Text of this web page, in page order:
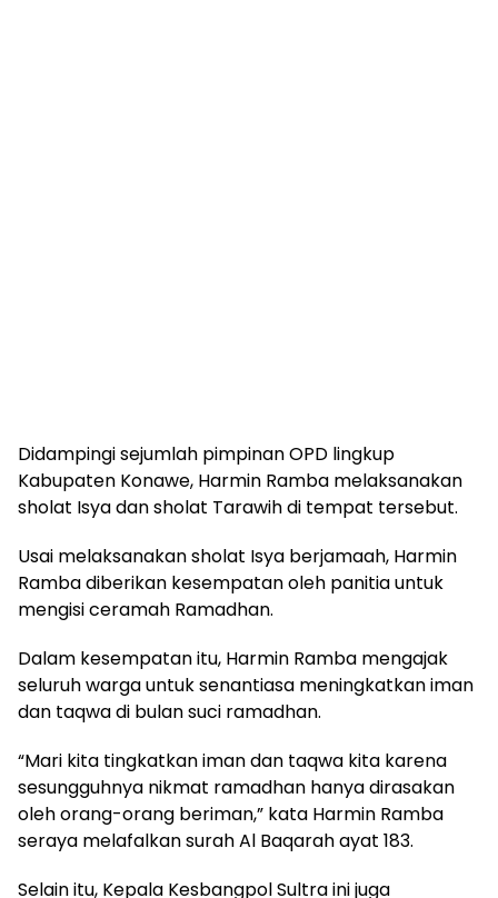
Didampingi sejumlah pimpinan OPD lingkup
Kabupaten Konawe, Harmin Ramba melaksanakan
sholat Isya dan sholat Tarawih di tempat tersebut.
Usai melaksanakan sholat Isya berjamaah, Harmin
Ramba diberikan kesempatan oleh panitia untuk
mengisi ceramah Ramadhan.
Dalam kesempatan itu, Harmin Ramba mengajak
seluruh warga untuk senantiasa meningkatkan iman
dan taqwa di bulan suci ramadhan.
“Mari kita tingkatkan iman dan taqwa kita karena
sesungguhnya nikmat ramadhan hanya dirasakan
oleh orang-orang beriman,” kata Harmin Ramba
seraya melafalkan surah Al Baqarah ayat 183.
Selain itu, Kepala Kesbangpol Sultra ini juga